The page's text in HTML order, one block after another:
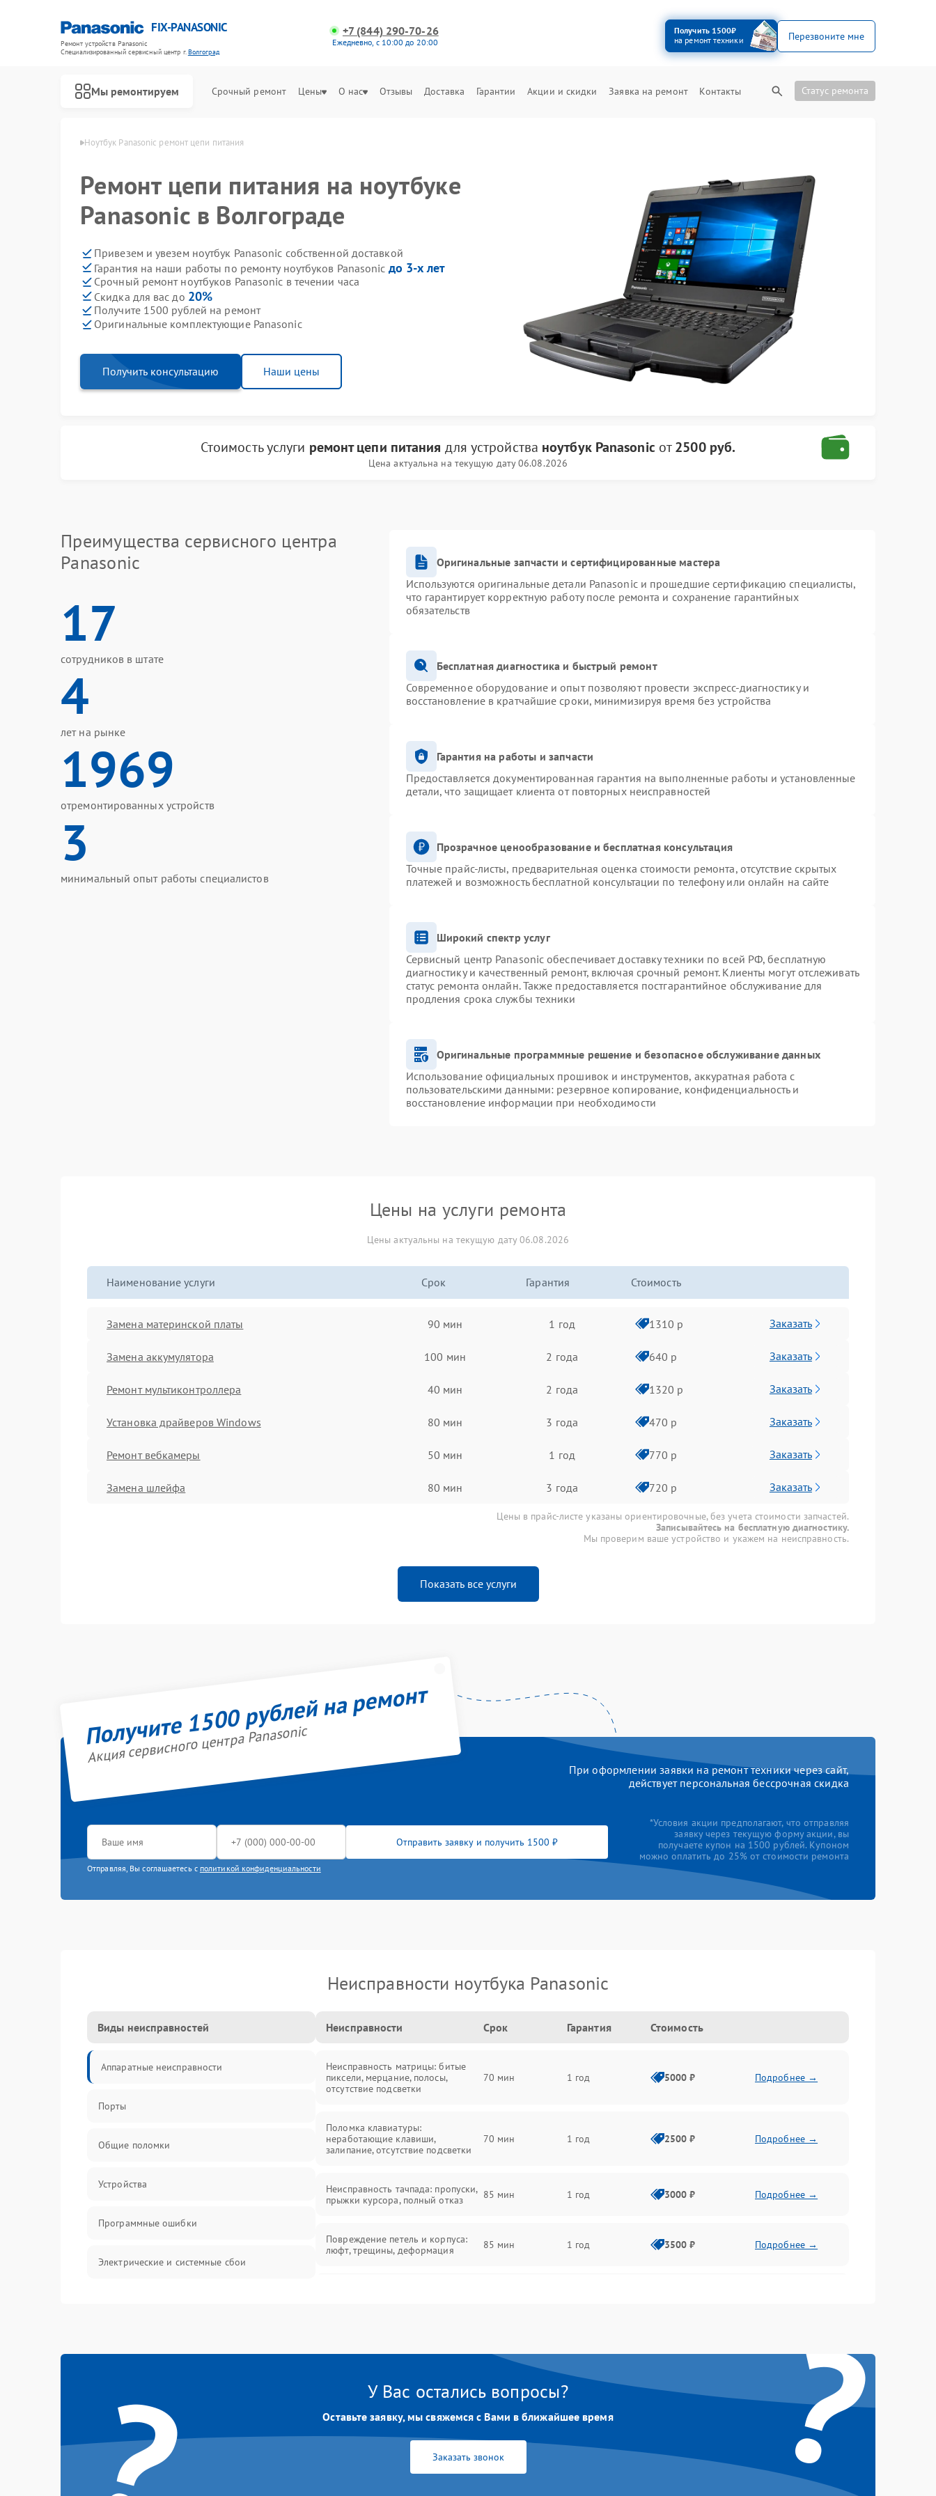
FIX-PANASONIC
Ремонт устройств Panasonic
Специализированный cервисный центр г.Волгоград
+7 (844) 290-70-26
Ежедневно, с 10:00 до 20:00
Получить 1500₽
на ремонт техники
Перезвоните мне
Мы ремонтируем Срочный ремонт Цены О нас Отзывы Доставка Гарантии Акции и скидки Заявка на ремонт Контакты Статус ремонта
Ноутбук Panasonic ремонт цепи питания
Ремонт цепи питания на ноутбуке
Panasonic в Волгограде
Привезем и увезем ноутбук Panasonic собственной доставкой
Гарантия на наши работы по ремонту ноутбуков Panasonic до 3-х лет
Срочный ремонт ноутбуков Panasonic в течении часа
Скидка для вас до 20%
Получите 1500 рублей на ремонт
Оригинальные комплектующие Panasonic
Получить консультацию Наши цены
Стоимость услуги ремонт цепи питания для устройства ноутбук Panasonic от2500 руб.
Цена актуальна на текущую дату 06.08.2026
Преимущества сервисного центра
Panasonic
17
сотрудников в штате
4
лет на рынке
1969
отремонтированных устройств
3
минимальный опыт работы специалистов
Оригинальные запчасти и сертифицированные мастера
Используются оригинальные детали Panasonic и прошедшие сертификацию специалисты,
что гарантирует корректную работу после ремонта и сохранение гарантийных
обязательств
Бесплатная диагностика и быстрый ремонт
Современное оборудование и опыт позволяют провести экспресс-диагностику и
восстановление в кратчайшие сроки, минимизируя время без устройства
Гарантия на работы и запчасти
Предоставляется документированная гарантия на выполненные работы и установленные
детали, что защищает клиента от повторных неисправностей
Прозрачное ценообразование и бесплатная консультация
Точные прайс-листы, предварительная оценка стоимости ремонта, отсутствие скрытых
платежей и возможность бесплатной консультации по телефону или онлайн на сайте
Широкий спектр услуг
Сервисный центр Panasonic обеспечивает доставку техники по всей РФ, бесплатную
диагностику и качественный ремонт, включая срочный ремонт. Клиенты могут отслеживать
статус ремонта онлайн. Также предоставляется постгарантийное обслуживание для
продления срока службы техники
Оригинальные программные решение и безопасное обслуживание данных
Использование официальных прошивок и инструментов, аккуратная работа с
пользовательскими данными: резервное копирование, конфиденциальность и
восстановление информации при необходимости
Цены на услуги ремонта
Цены актуальны на текущую дату 06.08.2026
Наименование услуги Срок Гарантия Стоимость
Замена материнской платы 90 мин 1 год 1310 р Заказать
Замена аккумулятора 100 мин 2 года 640 р Заказать
Ремонт мультиконтроллера 40 мин 2 года 1320 р Заказать
Установка драйверов Windows 80 мин 3 года 470 р Заказать
Ремонт вебкамеры 50 мин 1 год 770 р Заказать
Замена шлейфа 80 мин 3 года 720 р Заказать
Цены в прайс-листе указаны ориентировочные, без учета стоимости запчастей.
Записывайтесь на бесплатную диагностику.
Мы проверим ваше устройство и укажем на неисправность.
Показать все услуги
Получите 1500 рублей на ремонт
Акция сервисного центра Panasonic
При оформлении заявки на ремонт техники через сайт,
действует персональная бессрочная скидка
Отправить заявку и получить 1500 ₽
Отправляя, Вы соглашаетесь с политикой конфиденциальности
*Условия акции предполагают, что отправляя
заявку через текущую форму акции, вы
получаете купон на 1500 рублей. Купоном
можно оплатить до 25% от стоимости ремонта
Неисправности ноутбука Panasonic
Виды неисправностей
Аппаратные неисправности
Порты
Общие поломки
Устройства
Программные ошибки
Электрические и системные сбои
Система охлаждения
Неисправности Срок Гарантия Стоимость
Неисправность матрицы: битые
пиксели, мерцание, полосы,
отсутствие подсветки
70 мин 1 год 5000 ₽ Подробнее →
Поломка клавиатуры:
неработающие клавиши,
залипание, отсутствие подсветки
70 мин 1 год 2500 ₽ Подробнее →
Неисправность тачпада: пропуски,
прыжки курсора, полный отказ
85 мин 1 год 3000 ₽ Подробнее →
Повреждение петель и корпуса:
люфт, трещины, деформация
85 мин 1 год 3500 ₽ Подробнее →
85 мин 1 год 2000 ₽ Подробнее →
Перегрев из‑за пыли, износа
термопасты или неисправности
кулера
75 мин Подробнее →
Выход из строя SSD или HDD:
медленная загрузка, ошибки
80 мин Подробнее →
?
У Вас остались вопросы?
Оставьте заявку, мы свяжемся с Вами в ближайшее время
Заказать звонок